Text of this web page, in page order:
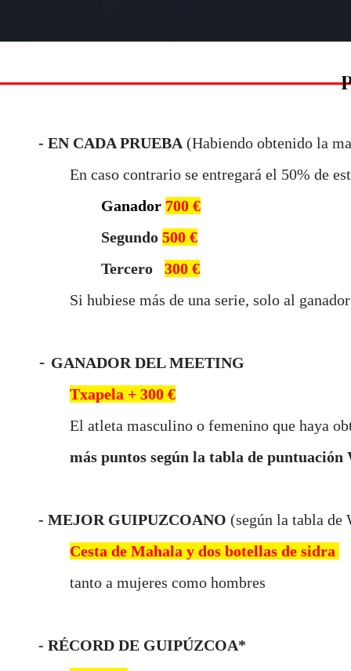
- EN CADA PRUEBA (Habiendo obtenido la
En caso contrario se entregará el 50% de
Ganador 700 €
Segundo 500 €
Tercero
300 €
Si hubiese más de una serie, solo al
​- GANADOR DEL MEETING
Txapela + 300 €
El atleta masculino o femenino que haya
más puntos según la tabla de puntuación
- MEJOR GUIPUZCOANO (según la tabla de
Cesta de Mahala y dos botellas de sidra
tanto a mujeres como hombres
- RÉCORD DE GUIPÚZCOA*